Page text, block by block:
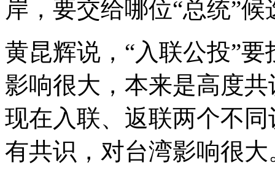
岸，要交给哪位“总统”
黄昆辉说，“入联公投”
影响很大，本来是高度
现在入联、返联两个不
有共识，对台湾影响很大